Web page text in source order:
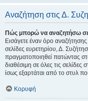
Αναζήτηση στις Δ.
Πώς μπορώ να αναζητήσω σε
Εισάγετε έναν όρο
σελίδες ευρετηρίου, Δ.
πραγματοποιηθεί πατώντας
διαθέσιμη σε όλες τις
ίσως εξαρτάται από το στυλ
Κορυφή